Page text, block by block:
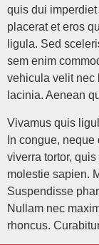
quis dui
placerat et eros
ligula. Sed
sem enim
vehicula velit nec
lacinia. Aenean
Vivamus quis
In congue,
viverra tortor,
molestie sapien.
Suspendisse
Nullam nec
rhoncus.